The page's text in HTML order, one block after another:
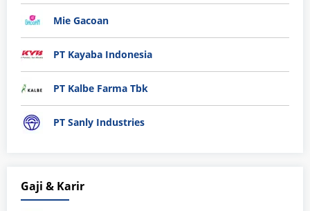
Mie Gacoan
PT Kayaba Indonesia
PT Kalbe Farma Tbk
PT Sanly Industries
Gaji & Karir